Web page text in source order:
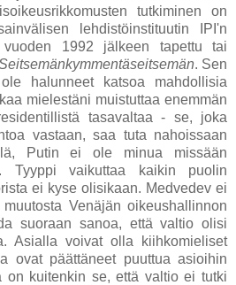
tutkiminen on
lehdistöinstituutin IPI'n
1992 jälkeen tapettu tai
. Sen
halunneet katsoa mahdollisia
mielestäni muistuttaa enemmän
tasavaltaa - se, joka
vastaan, saa tuta nahoissaan
Putin ei ole minua missään
Tyyppi vaikuttaa kaikin puolin
ei kyse olisikaan. Medvedev ei
Venäjän oikeushallinnon
suoraan sanoa, että valtio olisi
Asialla voivat olla kiihkomieliset
ovat päättäneet puuttua asioihin
on kuitenkin se, että valtio ei tutki